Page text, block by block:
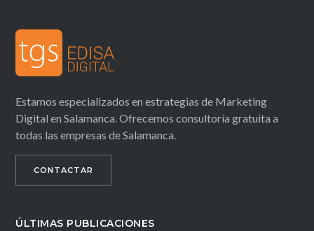
Estamos especializados en estrategias de Marketing
Digital en Salamanca. Ofrecemos consultoría gratuita a
todas las empresas de Salamanca.
CONTACTAR
ÚLTIMAS PUBLICACIONES